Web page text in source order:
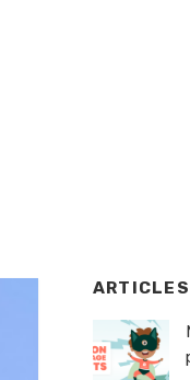
ARTICLES